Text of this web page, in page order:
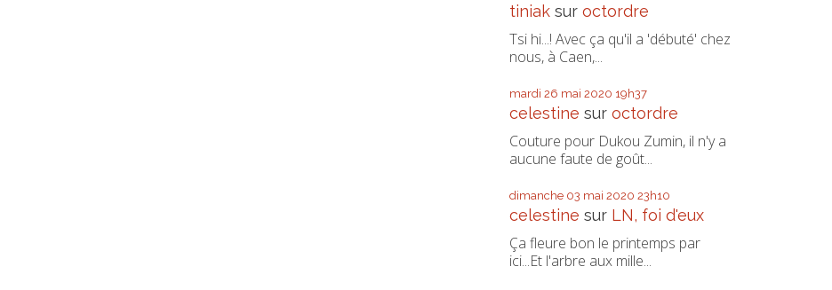
tiniaksur octordre
Tsi hi...! Avec ça qu'il a 'débuté' chez
nous, à Caen,...
mardi 26 mai 2020 19h37
celestine sur octordre
Couture pour Dukou Zumin, il n'y a
aucune faute de goût...
dimanche 03 mai 2020 23h10
celestine sur LN, foi d'eux
Ça fleure bon le printemps par
ici...Et l'arbre aux mille...